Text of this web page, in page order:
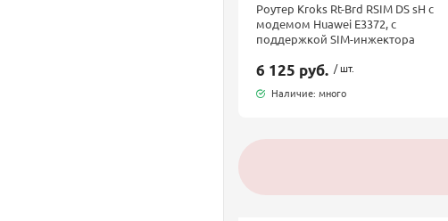
Роутер Kroks Rt-Brd RSIM DS sH с
модемом Huawei E3372, с
поддержкой SIM-инжектора
6 125 руб. / шт.
Наличие: много